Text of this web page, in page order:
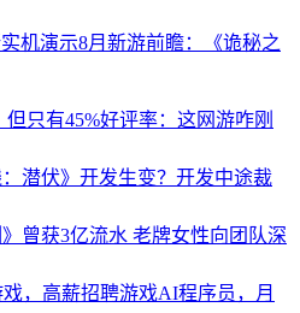
机演示8月新游前瞻：《诡秘之
但只有45%好评率：这网游咋刚
潜伏》开发生变？开发中途裁
曾获3亿流水 老牌女性向团队深
戏，高薪招聘游戏AI程序员，月